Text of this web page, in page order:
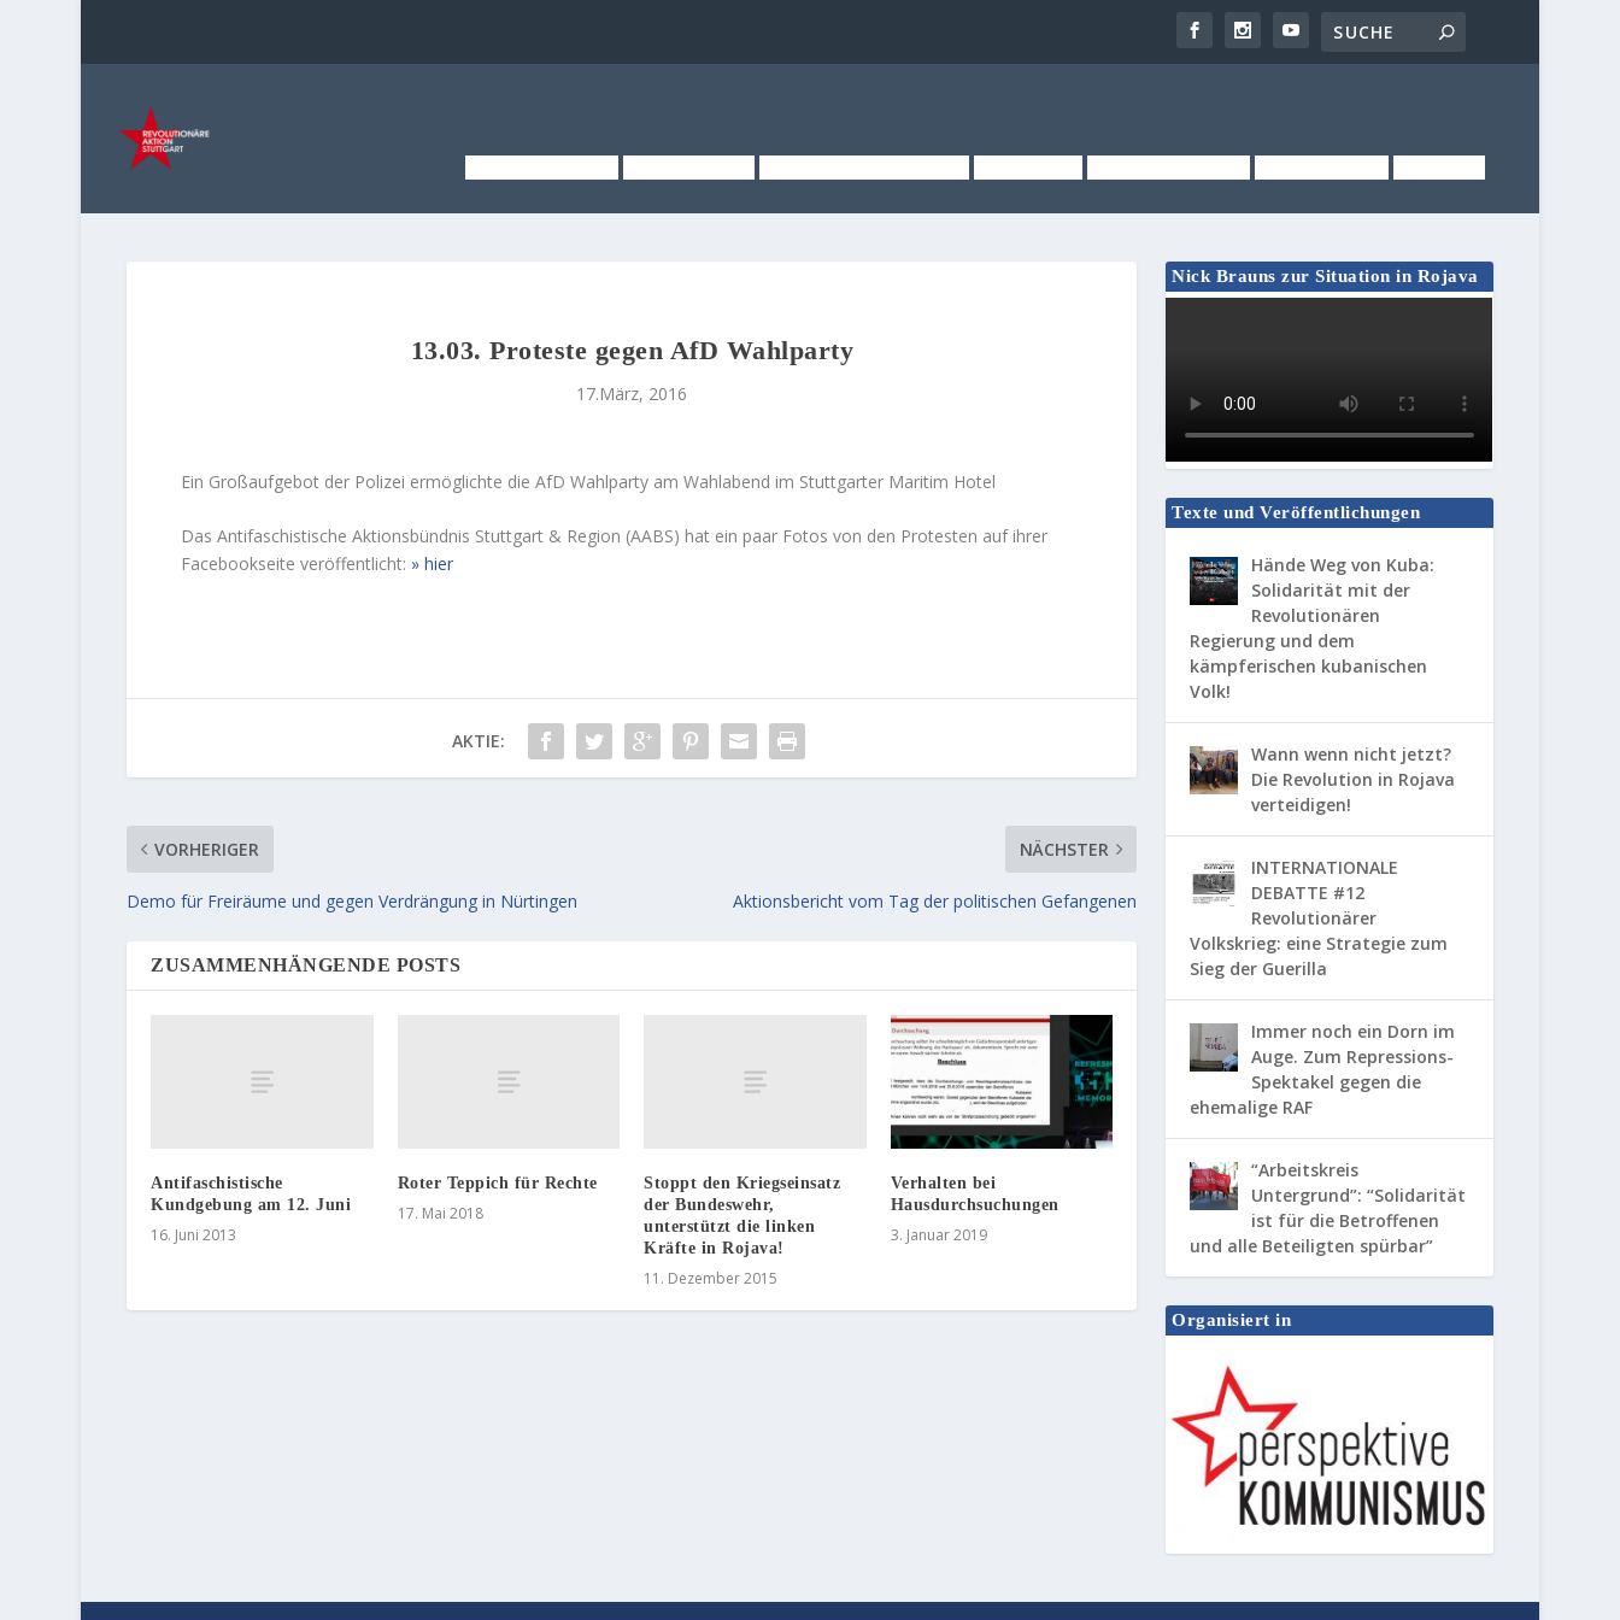
13.03. Proteste gegen AfD Wahlparty
17.März, 2016
Ein Großaufgebot der Polizei ermöglichte die AfD Wahlparty am Wahlabend im Stuttgarter Maritim Hotel
Das Antifaschistische Aktionsbündnis Stuttgart & Region (AABS) hat ein paar Fotos von den Protesten auf ihrer
Facebookseite veröffentlicht:
hier
AKTIE:
VORHERIGER
Demo für Freiräume und gegen Verdrängung in Nürtingen
NÄCHSTER
Aktionsbericht vom Tag der politischen Gefangenen
ZUSAMMENHÄNGENDE POSTS
Antifaschistische
Kundgebung am 12. Juni
16. Juni 2013
Roter Teppich für Rechte
17. Mai 2018
Stoppt den Kriegseinsatz
der Bundeswehr,
unterstützt die linken
Kräfte in Rojava!
11. Dezember 2015
Verhalten bei
Hausdurchsuchungen
3. Januar 2019
Nick Brauns zur Situation in Rojava
Texte und Veröffentlichungen
Hände Weg von Kuba:
Solidarität mit der
Revolutionären
Regierung und dem
kämpferischen kubanischen
Volk!
Wann wenn nicht jetzt?
Die Revolution in Rojava
verteidigen!
INTERNATIONALE
DEBATTE #12
Revolutionärer
Volkskrieg: eine Strategie zum
Sieg der Guerilla
Immer noch ein Dorn im
Auge. Zum Repressions-
Spektakel gegen die
ehemalige RAF
“Arbeitskreis
Untergrund”: “Solidarität
ist für die Betroffenen
und alle Beteiligten spürbar”
Organisiert in